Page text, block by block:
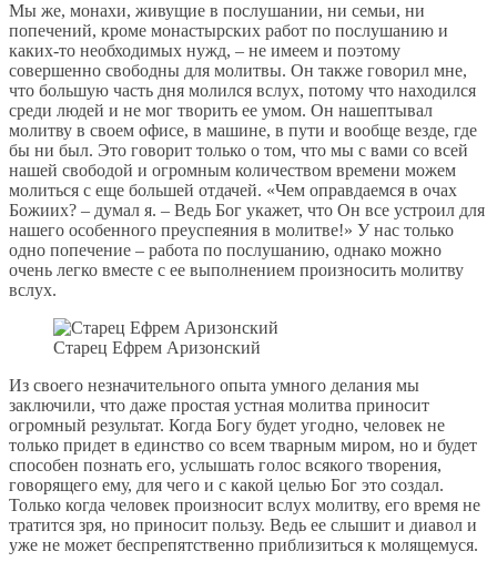
Мы же, монахи, живущие в послушании, ни семьи, ни
попечений, кроме монастырских работ по послушанию и
каких-то необходимых нужд, – не имеем и поэтому
совершенно свободны для молитвы. Он также говорил мне,
что большую часть дня молился вслух, потому что находился
среди людей и не мог творить ее умом. Он нашептывал
молитву в своем офисе, в машине, в пути и вообще везде, где
бы ни был. Это говорит только о том, что мы с вами со всей
нашей свободой и огромным количеством времени можем
молиться с еще большей отдачей. «Чем оправдаемся в очах
Божиих? – думал я. – Ведь Бог укажет, что Он все устроил для
нашего особенного преуспеяния в молитве!» У нас только
одно попечение – работа по послушанию, однако можно
очень легко вместе с ее выполнением произносить молитву
вслух.
Старец Ефрем Аризонский
Из своего незначительного опыта умного делания мы
заключили, что даже простая устная молитва приносит
огромный результат. Когда Богу будет угодно, человек не
только придет в единство со всем тварным миром, но и будет
способен познать его, услышать голос всякого творения,
говорящего ему, для чего и с какой целью Бог это создал.
Только когда человек произносит вслух молитву, его время не
тратится зря, но приносит пользу. Ведь ее слышит и диавол и
уже не может беспрепятственно приблизиться к молящемуся.